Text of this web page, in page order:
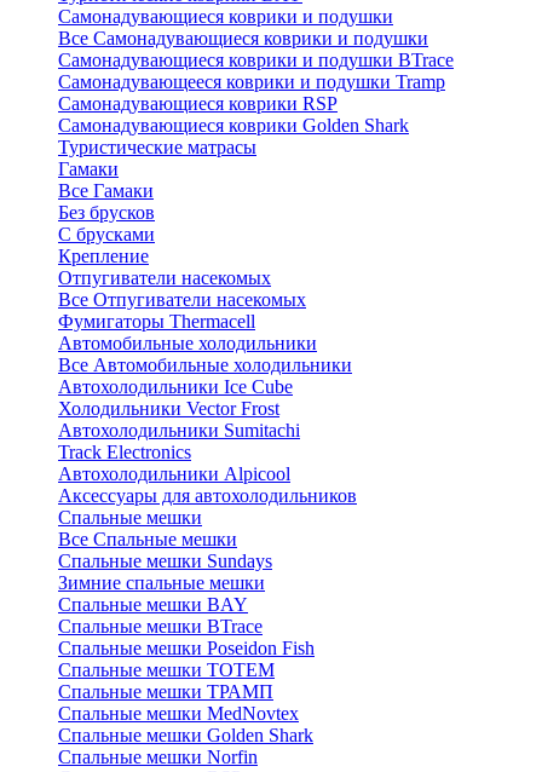
Самонадувающиеся коврики и подушки
Все Самонадувающиеся коврики и подушки
Самонадувающиеся коврики и подушки BTrace
Самонадувающееся коврики и подушки Tramp
Самонадувающиеся коврики RSP
Самонадувающиеся коврики Golden Shark
Туристические матрасы
Гамаки
Все Гамаки
Без брусков
С брусками
Крепление
Отпугиватели насекомых
Все Отпугиватели насекомых
Фумигаторы Thermacell
Автомобильные холодильники
Все Автомобильные холодильники
Автохолодильники Ice Cube
Холодильники Vector Frost
Автохолодильники Sumitachi
Track Electronics
Автохолодильники Alpicool
Аксессуары для автохолодильников
Спальные мешки
Все Спальные мешки
Спальные мешки Sundays
Зимние спальные мешки
Спальные мешки BAY
Спальные мешки BTrace
Спальные мешки Poseidon Fish
Спальные мешки ТОТЕМ
Спальные мешки ТРАМП
Cпальные мешки MedNovtex
Спальные мешки Golden Shark
Спальные мешки Norfin